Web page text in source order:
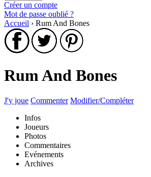
Créer un compte
Mot de passe oublié ?
Accueil › Rum And Bones
Rum And Bones
J'y joue Commenter Modifier/Compléter
Infos
Joueurs
Photos
Commentaires
Evénements
Archives